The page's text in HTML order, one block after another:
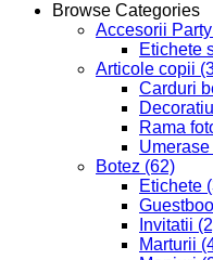
Browse Categories
Accesorii Party
Etichete
Articole copii
Carduri
Rama
Umerase
Botez (62)
Etichete
Invitatii
Marturii